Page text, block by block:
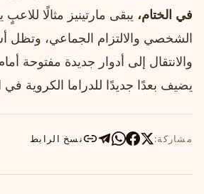
في الختام، يبقى مارتينيز مثالًا
الشخصي والالتزام الجماعي، وتظل
والانتقال إلى أدوار جديدة مفتوحة
يضيف بعدًا جديدًا للدراما الكروية في
مشاركة: نسخ الرابط